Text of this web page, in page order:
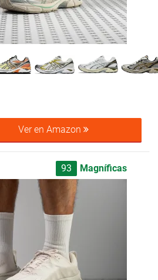
Ver en Amazon
93 Magníficas